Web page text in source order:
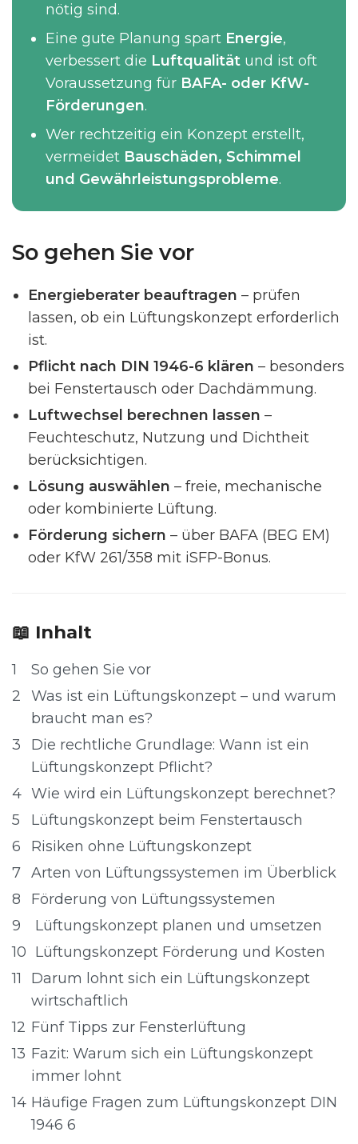
nötig sind.
Eine gute Planung spart Energie,
verbessert die Luftqualität und ist oft
Voraussetzung für BAFA- oder KfW-
Förderungen.
Wer rechtzeitig ein Konzept erstellt,
vermeidet Bauschäden, Schimmel
und Gewährleistungsprobleme.
So gehen Sie vor
Energieberater beauftragen – prüfen
lassen, ob ein Lüftungskonzept erforderlich
ist.
Pflicht nach DIN 1946-6 klären – besonders
bei Fenstertausch oder Dachdämmung.
Luftwechsel berechnen lassen –
Feuchteschutz, Nutzung und Dichtheit
berücksichtigen.
Lösung auswählen – freie, mechanische
oder kombinierte Lüftung.
Förderung sichern – über BAFA (BEG EM)
oder KfW 261/358 mit iSFP-Bonus.
📖 Inhalt
1
So gehen Sie vor
2
Was ist ein Lüftungskonzept – und warum
braucht man es?
3
Die rechtliche Grundlage: Wann ist ein
Lüftungskonzept Pflicht?
4 Wie wird ein Lüftungskonzept berechnet?
5
Lüftungskonzept beim Fenstertausch
6
Risiken ohne Lüftungskonzept
7 Arten von Lüftungssystemen im Überblick
8
Förderung von Lüftungssystemen
9
Lüftungskonzept planen und umsetzen
10 Lüftungskonzept Förderung und Kosten
11
Darum lohnt sich ein Lüftungskonzept
wirtschaftlich
12 Fünf Tipps zur Fensterlüftung
13 Fazit: Warum sich ein Lüftungskonzept
immer lohnt
14 Häufige Fragen zum Lüftungskonzept DIN
1946 6